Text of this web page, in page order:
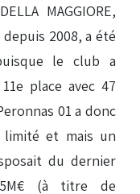
MAGGIORE,
2008, a été
le club a
place avec 47
01 a donc
et mais un
du dernier
(à titre de